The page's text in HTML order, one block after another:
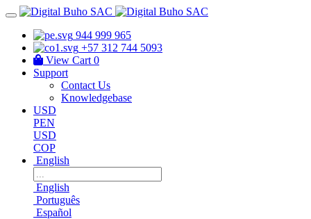
944 999 965
+57 312 744 5093
View Cart 0
Support
Contact Us
Knowledgebase
USD
PEN
USD
COP
English
English
Português
Español